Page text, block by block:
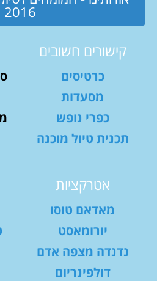
2016
קישורים חשובים
כרטיסים
מסעדות
כפרי נופש
תכנית טיול מוכנה
אטרקציות
מאדאם טוסו
יורומאסט
נדנדה מצפה אדם
דולפינריום